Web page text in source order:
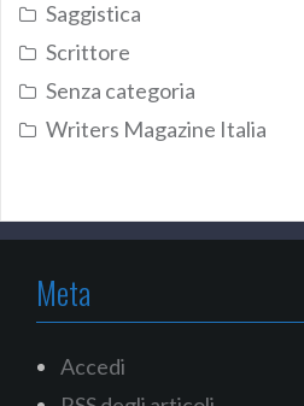
Saggistica
Scrittore
Senza categoria
Writers Magazine Italia
Meta
Accedi